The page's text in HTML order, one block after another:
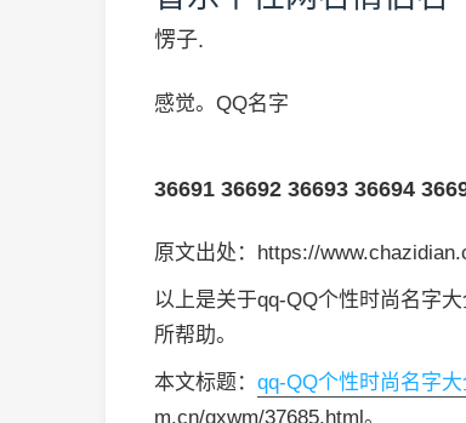
愣子.
感觉。QQ名字
36691 36692 36693 36694
原文出处：https://
以上是关于qq-QQ个性时尚名字
所帮助。
本文标题： qq-QQ个性时尚名字
m.cn/gxwm/37685.html。